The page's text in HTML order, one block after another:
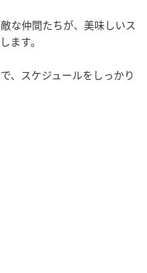
な仲間たちが、美味しいス
ます。
、スケジュールをしっかり